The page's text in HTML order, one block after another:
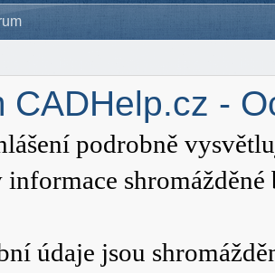
CADHelp.cz -
podrobně
shromážděné
údaje jsou